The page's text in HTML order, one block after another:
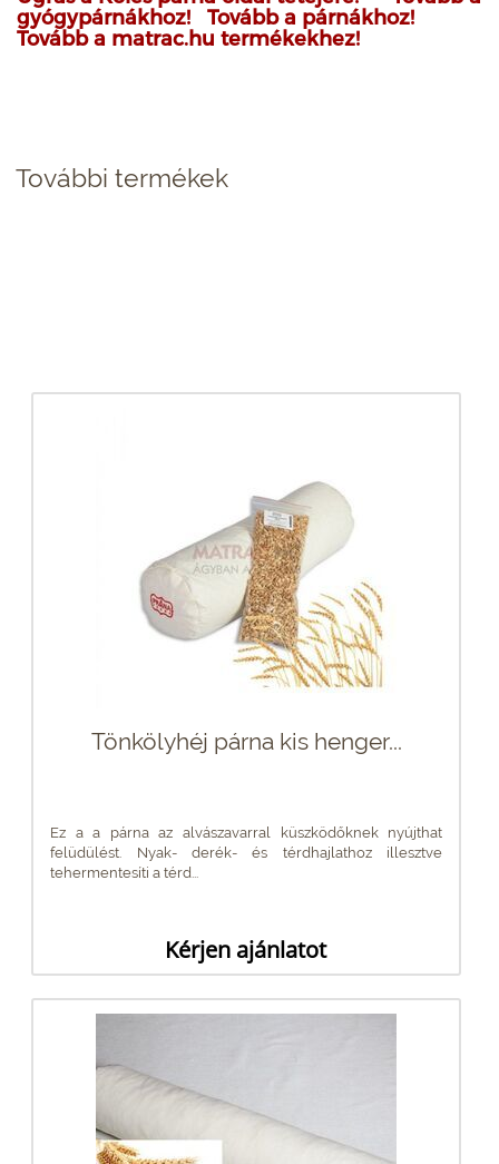
gyógypárnákhoz!
Tovább a párnákhoz!
Tovább a matrac.hu termékekhez!
További termékek
Tönkölyhéj párna kis henger...
Ez a a párna az alvászavarral küszködőknek nyújthat
felüdülést. Nyak- derék- és térdhajlathoz illesztve
tehermentesíti a térd...
Kérjen ajánlatot